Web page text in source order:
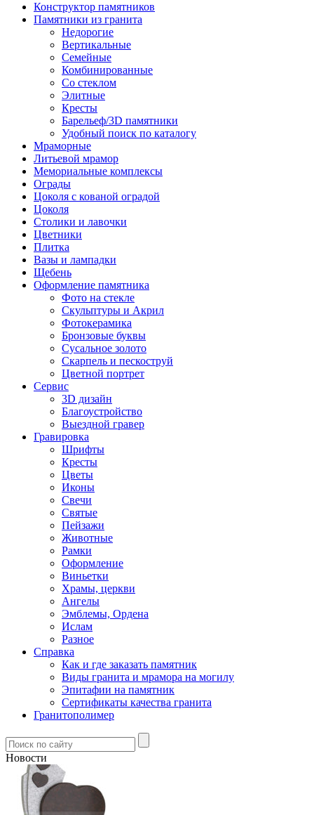
Конструктор памятников
Памятники из гранита
Недорогие
Вертикальные
Семейные
Комбинированные
Со стеклом
Элитные
Кресты
Барельеф/3D памятники
Удобный поиск по каталогу
Мраморные
Литьевой мрамор
Мемориальные комплексы
Ограды
Цоколя с кованой оградой
Цоколя
Столики и лавочки
Цветники
Плитка
Вазы и лампадки
Щебень
Оформление памятника
Фото на стекле
Скульптуры и Акрил
Фотокерамика
Бронзовые буквы
Сусальное золото
Скарпель и пескоструй
Цветной портрет
Сервис
3D дизайн
Благоустройство
Выездной гравер
Гравировка
Шрифты
Кресты
Цветы
Иконы
Свечи
Святые
Пейзажи
Животные
Рамки
Оформление
Виньетки
Храмы, церкви
Ангелы
Эмблемы, Ордена
Ислам
Разное
Справка
Как и где заказать памятник
Виды гранита и мрамора на могилу
Эпитафии на памятник
Сертификаты качества гранита
Гранитополимер
Новости